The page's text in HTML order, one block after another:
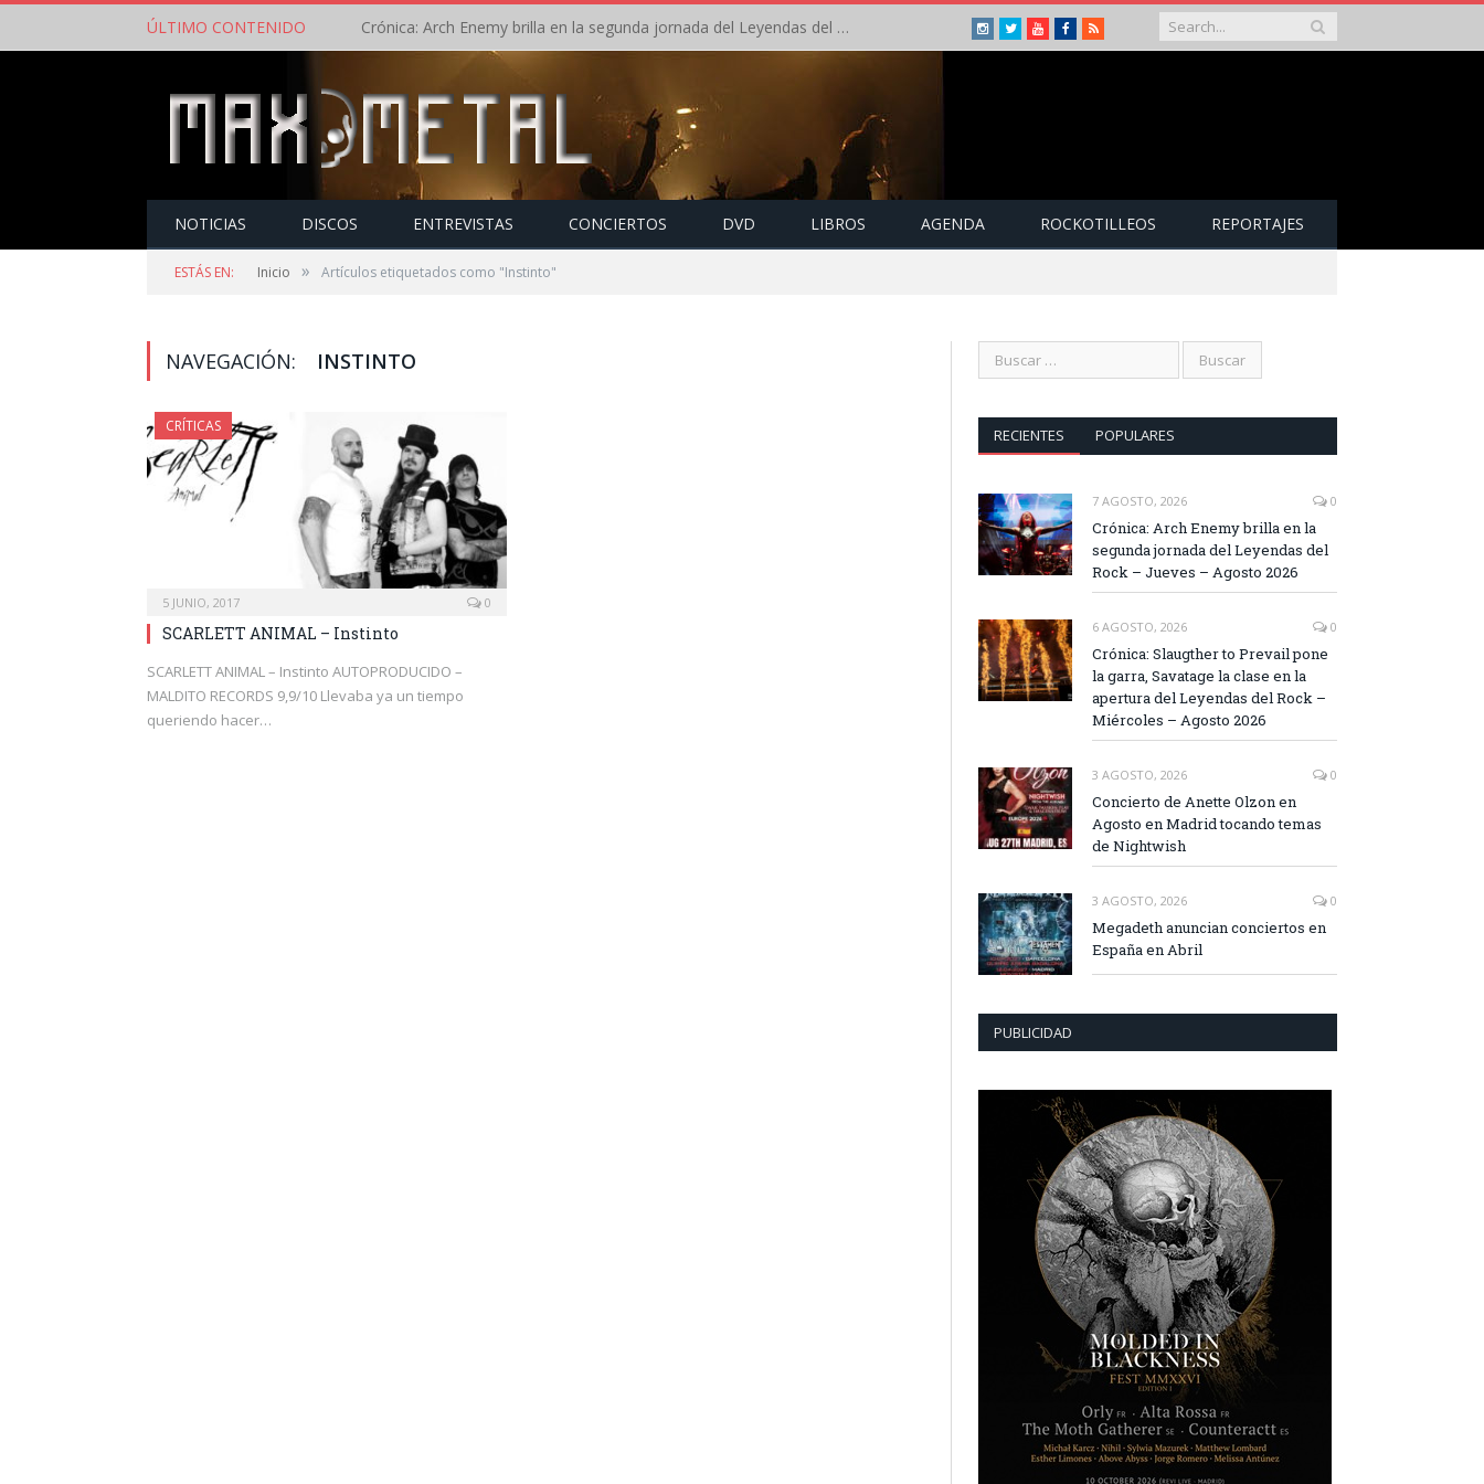
ÚLTIMO CONTENIDO Crónica: Arch Enemy brilla en la segunda jornada del Leyendas del Rock – Jueves – Agosto 2026 Instagram
TwitterYoutubeFacebook
RSS
NOTICIAS DISCOS ENTREVISTAS CONCIERTOS DVD LIBROS AGENDA ROCKOTILLEOS REPORTAJES
ESTÁS EN: Inicio » Artículos etiquetados como "Instinto"
NAVEGACIÓN: INSTINTO
CRÍTICAS
5 JUNIO, 2017 0
SCARLETT ANIMAL – Instinto
SCARLETT ANIMAL – Instinto AUTOPRODUCIDO –
MALDITO RECORDS 9,9/10 Llevaba ya un tiempo
queriendo hacer…
RECIENTES POPULARES
7 AGOSTO, 2026 0
Crónica: Arch Enemy brilla en la
segunda jornada del Leyendas del
Rock – Jueves – Agosto 2026
6 AGOSTO, 2026 0
Crónica: Slaugther to Prevail pone
la garra, Savatage la clase en la
apertura del Leyendas del Rock –
Miércoles – Agosto 2026
3 AGOSTO, 2026 0
Concierto de Anette Olzon en
Agosto en Madrid tocando temas
de Nightwish
3 AGOSTO, 2026 0
Megadeth anuncian conciertos en
España en Abril
PUBLICIDAD